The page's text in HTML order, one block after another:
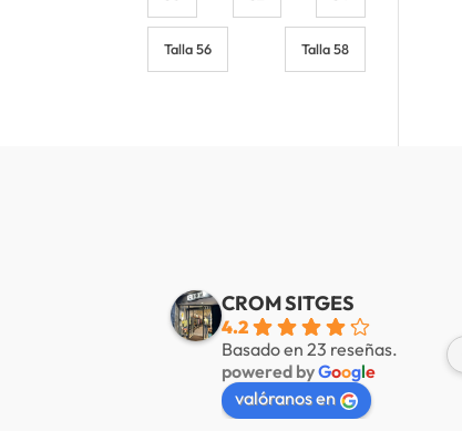
Talla 56 Talla 58
CROM SITGES
4.2
Basado en 23 reseñas.
powered byGoogle
valóranos en
hace 3 años
Nuestra tienda favorita en
Sitges, servicio de primer nivel.